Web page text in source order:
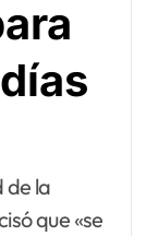
que «se